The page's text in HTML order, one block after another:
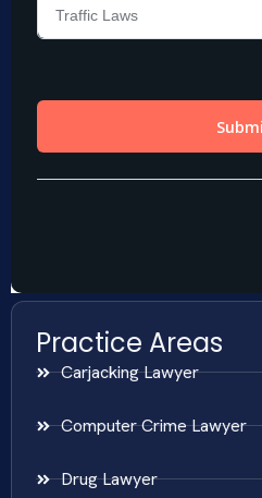
Practice Areas
Carjacking Lawyer
Computer Crime Lawyer
Drug Lawyer